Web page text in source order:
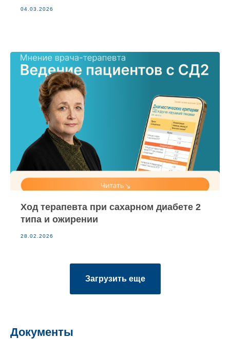
04.03.2026
Ход терапевта при сахарном диабете 2
типа и ожирении
28.02.2026
Загрузить еще
Документы